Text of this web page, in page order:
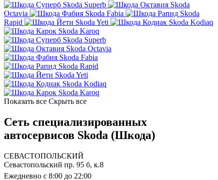
Skoda Superb
Skoda
Octavia
Skoda Fabia
Skoda
Rapid
Skoda Yeti
Skoda Kodiaq
Skoda Karoq
Skoda Superb
Skoda Octavia
Skoda Fabia
Skoda Rapid
Skoda Yeti
Skoda Kodiaq
Skoda Karoq
Показать все Скрыть все
Сеть специализированных
автосервисов Skoda (Шкода)
СЕВАСТОПОЛЬСКИЙ
Севастопольский пр. 95 б, к.8
Ежедневно с 8:00 до 22:00